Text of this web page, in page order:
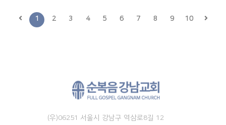
1 2 3 4 5 6 7 8 9 10
(우)06251 서울시 강남구 역삼로8길 12